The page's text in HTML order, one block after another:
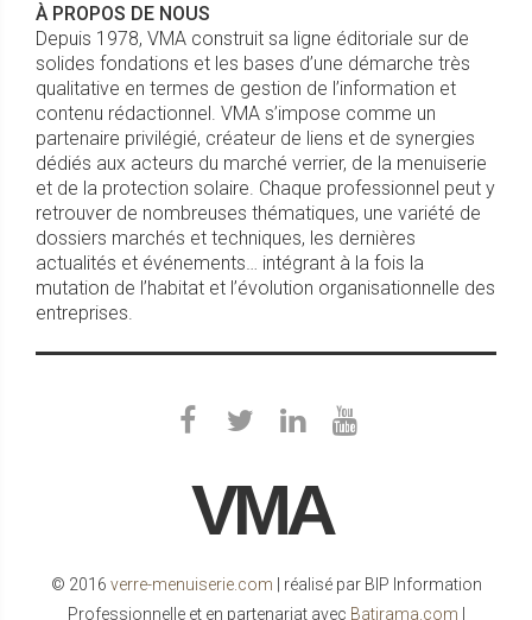
À PROPOS DE NOUS
Depuis 1978, VMA construit sa ligne éditoriale sur de
solides fondations et les bases d’une démarche très
qualitative en termes de gestion de l’information et
contenu rédactionnel. VMA s’impose comme un
partenaire privilégié, créateur de liens et de synergies
dédiés aux acteurs du marché verrier, de la menuiserie
et de la protection solaire. Chaque professionnel peut y
retrouver de nombreuses thématiques, une variété de
dossiers marchés et techniques, les dernières
actualités et événements… intégrant à la fois la
mutation de l’habitat et l’évolution organisationnelle des
entreprises.
VMA
© 2016 verre-menuiserie.com | réalisé par BIP Information
Professionnelle et en partenariat avec Batirama.com